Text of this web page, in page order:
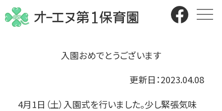
入園おめでとうございます
更新日：2023.04.08
4月1日（土）入園式を行いました。少し緊張気味